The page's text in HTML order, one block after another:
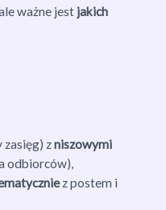
ważne jest jakich
zasięg) zniszowymi
odbiorców),
z postem i